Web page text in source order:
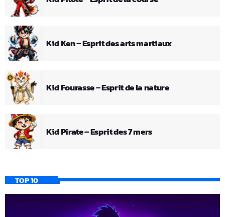
Kid Ken – Esprit des arts martiaux
Kid Fourasse – Esprit de la nature
Kid Pirate – Esprit des 7 mers
TOP 10